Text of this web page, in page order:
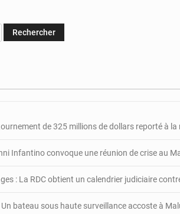
de 325 millions de dollars reporté à la
Infantino convoque une réunion de crise au
: La RDC obtient un calendrier judiciaire
bateau sous haute surveillance accoste à